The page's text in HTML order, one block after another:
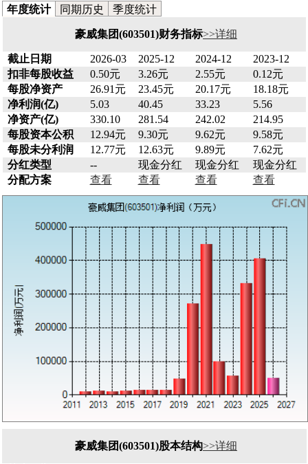
年度统计 同期历史 季度统计
豪威集团(603501)财务指标>>详细
截止日期 2026-03 2025-12 2024-12
2023-12
扣非每股收益
0.50元 3.26元 2.55元
0.12元
每股净资产
26.91元 23.45元 20.17元
18.18元
净利润(亿)
5.03 40.45 33.23
5.56
净资产(亿)
330.10 281.54 242.02
214.95
每股资本公积
12.94元 9.30元 9.62元
9.58元
每股未分利润
12.77元 12.63元 9.89元
7.62元
分红类型
-- 现金分红 现金分红
现金分红
分配方案
查看 查看 查看 查看
豪威集团(603501)股本结构>>详细